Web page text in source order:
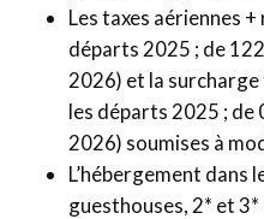
Les taxes aériennes
départs 2025 ; de
2026) et la
les départs 2025 ; de
2026) soumises à
L’hébergement dans
guesthouses, 2* et